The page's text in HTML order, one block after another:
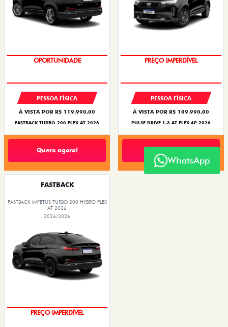
OPORTUNIDADE
PESSOA FÍSICA
À VISTA POR R$ 119.990,00
FASTBACK TURBO 200 FLEX AT 2026
Quero agora!
PREÇO IMPERDÍVEL
PESSOA FÍSICA
À VISTA POR R$ 109.990,00
PULSE DRIVE 1.3 AT FLEX 4P 2026
FASTBACK
FASTBACK IMPETUS TURBO 200 HYBRID FLEX
AT 2026
2026/2026
PREÇO IMPERDÍVEL
WhatsApp